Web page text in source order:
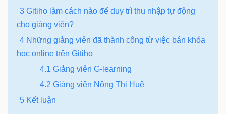
3 Gitiho làm cách nào để duy trì thu nhập tự động
cho giảng viên?
4 Những giảng viên đã thành công từ việc bán khóa
học online trên Gitiho
4.1 Giảng viên G-learning
4.2 Giảng viên Nông Thị Huệ
5 Kết luận